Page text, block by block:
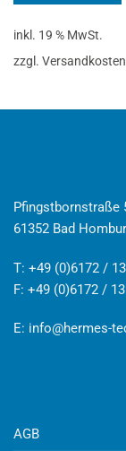
inkl. 19 % MwSt.
zzgl. Versandkosten
Pfingstbornstraße
61352 Bad
T: +49 (0)6172 /
F: +49 (0)6172 /
E: info@hermes-
AGB